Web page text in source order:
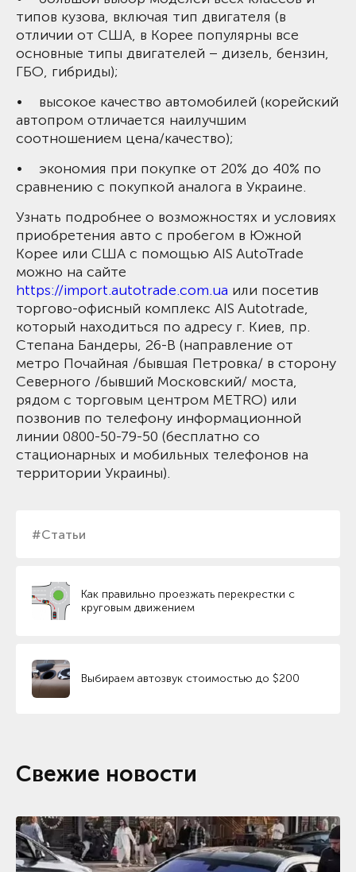
#Статьи
Как правильно проезжать перекрестки с
круговым движением
Выбираем автозвук стоимостью до $200
типов кузова, включая тип двигателя (в
отличии от США, в Корее популярны все
основные типы двигателей – дизель, бензин,
ГБО, гибриды);
• высокое качество автомобилей (корейский
автопром отличается наилучшим
соотношением цена/качество);
• экономия при покупке от 20% до 40% по
сравнению с покупкой аналога в Украине.
Узнать подробнее о возможностях и условиях
приобретения авто с пробегом в Южной
Корее или США с помощью AIS AutoTrade
можно на сайте
https://import.autotrade.com.ua или посетив
торгово-офисный комплекс AIS Autotrade,
который находиться по адресу г. Киев, пр.
Степана Бандеры, 26-В (направление от
метро Почайная /бывшая Петровка/ в сторону
Северного /бывший Московский/ моста,
рядом с торговым центром METRO) или
позвонив по телефону информационной
линии 0800-50-79-50 (бесплатно со
стационарных и мобильных телефонов на
территории Украины).
Свежие новости